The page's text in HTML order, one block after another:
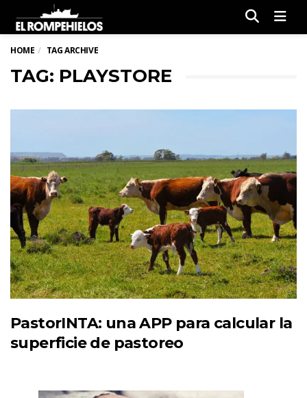
HOME TAG ARCHIVE
TAG: PLAYSTORE
PastorINTA: una APP para calcular la
superficie de pastoreo